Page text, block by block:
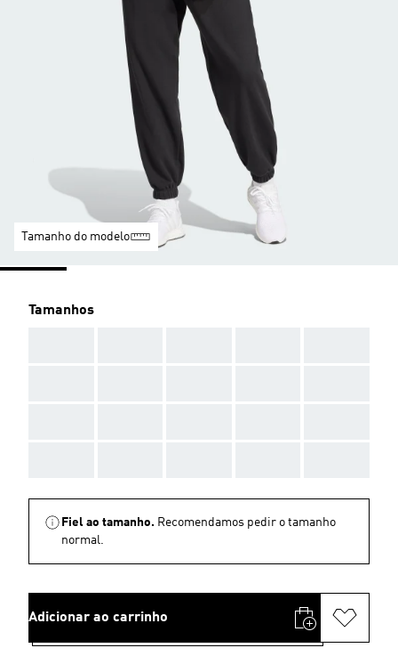
Tamanho do modelo
Tamanhos
Fiel ao tamanho. Recomendamos pedir o tamanho
normal.
Adicionar ao carrinho